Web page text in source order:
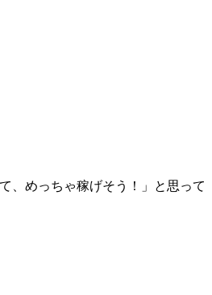
、めっちゃ稼げそう！」と思って